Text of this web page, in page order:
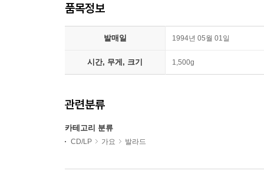
품목정보
발매일 1994년 05월 01일
시간, 무게, 크기 1,500g
관련분류
카테고리 분류
CD/LP 가요 발라드